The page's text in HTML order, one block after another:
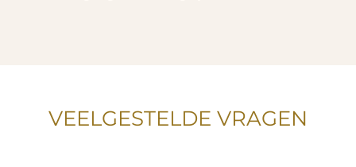
VEELGESTELDE VRAGEN